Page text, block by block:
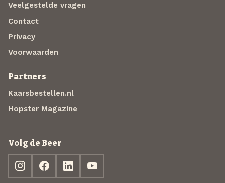
Veelgestelde vragen
Contact
Privacy
Voorwaarden
Partners
Kaarsbestellen.nl
Hopster Magazine
Volg de Beer